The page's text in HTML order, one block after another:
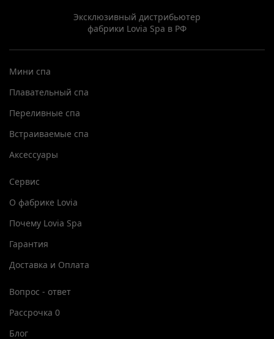
Эксклюзивный дистрибьютер
фабрики Lovia Spa в РФ
Мини спа
Плавательный спа
Переливные спа
Встраиваемые спа
Аксессуары
Сервис
О фабрике Lovia
Почему Lovia Spa
Гарантия
Доставка и Оплата
Вопрос - ответ
Рассрочка 0
Блог